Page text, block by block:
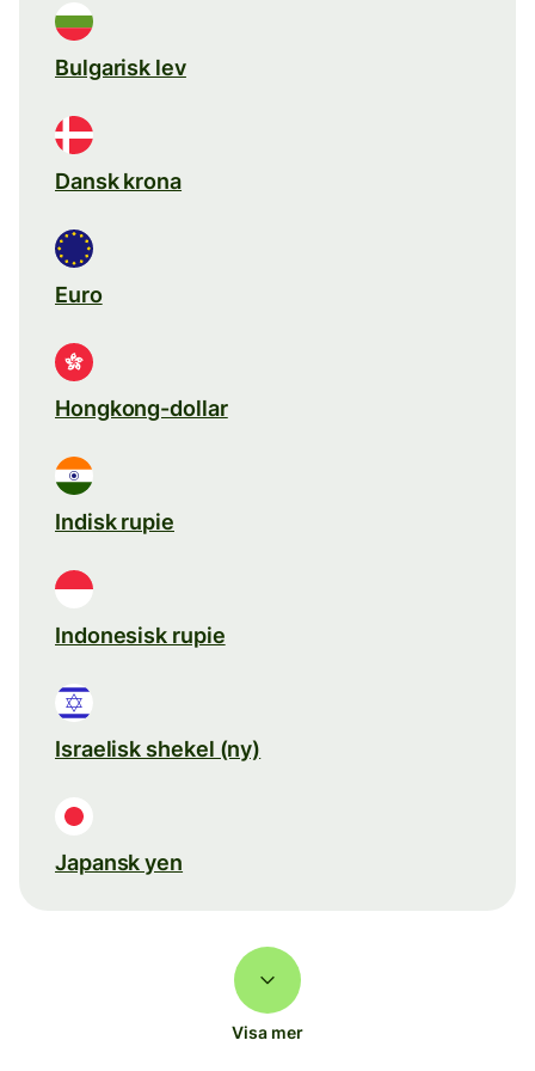
Bulgarisk lev
Dansk krona
Euro
Hongkong-dollar
Indisk rupie
Indonesisk rupie
Israelisk shekel (ny)
Japansk yen
Visa mer